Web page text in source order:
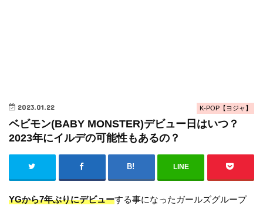
K-POP【ヨジャ】
2023.01.22
ベビモン(BABY MONSTER)デビュー日はいつ？
2023年にイルデの可能性もあるの？
LINE
YGから7年ぶりにデビューする事になったガールズグループ